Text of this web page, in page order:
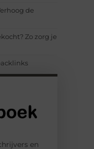
de
Zo zorg je
en